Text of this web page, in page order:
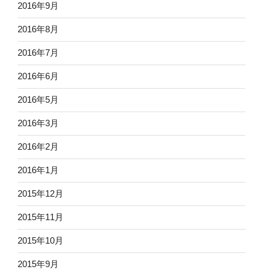
2016年9月
2016年8月
2016年7月
2016年6月
2016年5月
2016年3月
2016年2月
2016年1月
2015年12月
2015年11月
2015年10月
2015年9月